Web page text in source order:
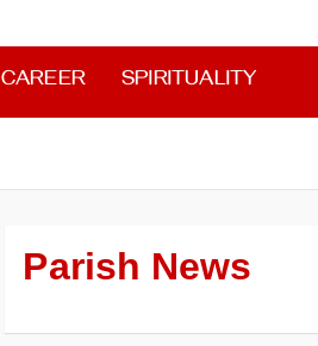
CAREER SPIRITUALITY
Parish News